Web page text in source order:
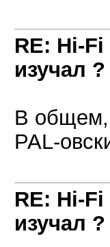
RE: Hi-
изучал ?
В общем,
PAL-
RE: Hi-
изучал ?